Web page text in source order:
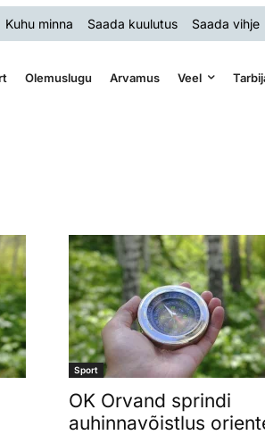
Kuhu minna Saada kuulutus Saada vihje
Olemuslugu Arvamus Veel
Sport
OK Orvand sprindi
auhinnavõistlus